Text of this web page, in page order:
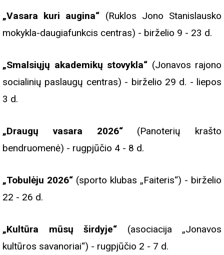
„Vasara kuri augina“ (Ruklos Jono Stanislausko
mokykla-daugiafunkcis centras) - birželio 9 - 23 d.
„Smalsiųjų akademikų stovykla“ (Jonavos rajono
socialinių paslaugų centras) - birželio 29 d. - liepos
3 d.
„Draugų vasara 2026“(Panoterių krašto
bendruomenė) - rugpjūčio 4 - 8 d.
„Tobulėju 2026“ (sporto klubas „Faiteris“) - birželio
22 - 26 d.
„Kultūra mūsų širdyje“ (asociacija „Jonavos
kultūros savanoriai“) - rugpjūčio 2 - 7 d.